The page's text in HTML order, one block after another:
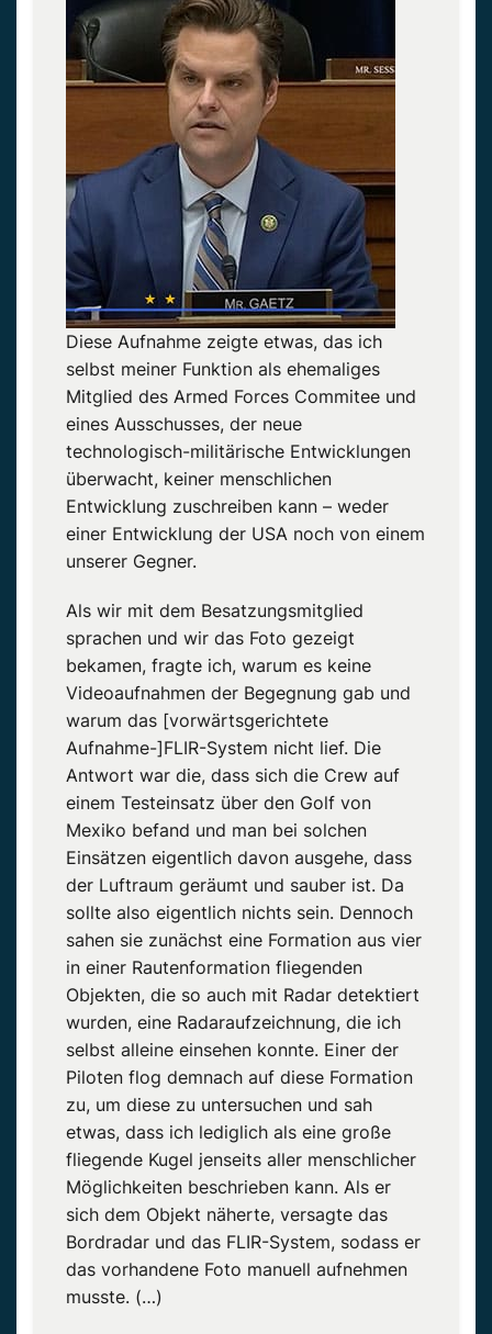
Diese Aufnahme zeigte etwas, das ich
selbst meiner Funktion als ehemaliges
Mitglied des Armed Forces Commitee und
eines Ausschusses, der neue
technologisch-militärische Entwicklungen
überwacht, keiner menschlichen
Entwicklung zuschreiben kann – weder
einer Entwicklung der USA noch von einem
unserer Gegner.
Als wir mit dem Besatzungsmitglied
sprachen und wir das Foto gezeigt
bekamen, fragte ich, warum es keine
Videoaufnahmen der Begegnung gab und
warum das [vorwärtsgerichtete
Aufnahme-]FLIR-System nicht lief. Die
Antwort war die, dass sich die Crew auf
einem Testeinsatz über den Golf von
Mexiko befand und man bei solchen
Einsätzen eigentlich davon ausgehe, dass
der Luftraum geräumt und sauber ist. Da
sollte also eigentlich nichts sein. Dennoch
sahen sie zunächst eine Formation aus vier
in einer Rautenformation fliegenden
Objekten, die so auch mit Radar detektiert
wurden, eine Radaraufzeichnung, die ich
selbst alleine einsehen konnte. Einer der
Piloten flog demnach auf diese Formation
zu, um diese zu untersuchen und sah
etwas, dass ich lediglich als eine große
fliegende Kugel jenseits aller menschlicher
Möglichkeiten beschrieben kann. Als er
sich dem Objekt näherte, versagte das
Bordradar und das FLIR-System, sodass er
das vorhandene Foto manuell aufnehmen
musste. (…)